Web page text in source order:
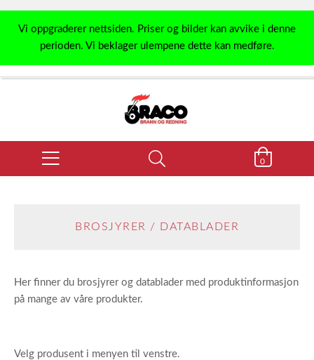
Vi oppgraderer nettsiden. Priser og bilder kan avvike i denne
perioden. Vi beklager ulempene dette kan medføre.
0
BROSJYRER / DATABLADER
Her finner du brosjyrer og datablader med produktinformasjon
på mange av våre produkter.
Velg produsent i menyen til venstre.